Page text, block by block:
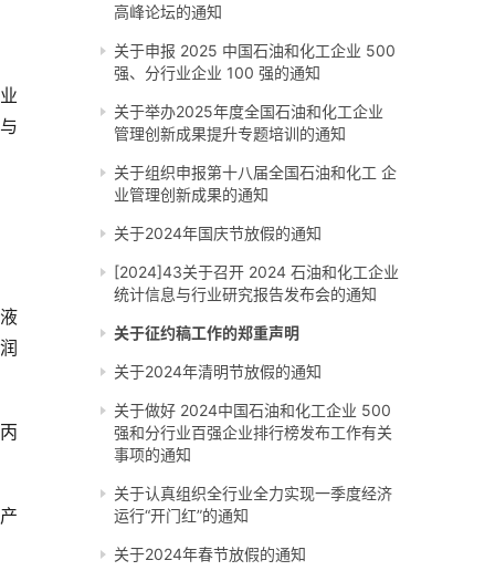
高峰论坛的通知
关于申报 2025 中国石油和化工企业 500
强、分行业企业 100 强的通知
关于举办2025年度全国石油和化工企业
管理创新成果提升专题培训的通知
关于组织申报第十八届全国石油和化工 企
业管理创新成果的通知
关于2024年国庆节放假的通知
[2024]43关于召开 2024 石油和化工企业
统计信息与行业研究报告发布会的通知
关于征约稿工作的郑重声明
关于2024年清明节放假的通知
关于做好 2024中国石油和化工企业 500
强和分行业百强企业排行榜发布工作有关
事项的通知
关于认真组织全行业全力实现一季度经济
运行“开门红”的通知
关于2024年春节放假的通知